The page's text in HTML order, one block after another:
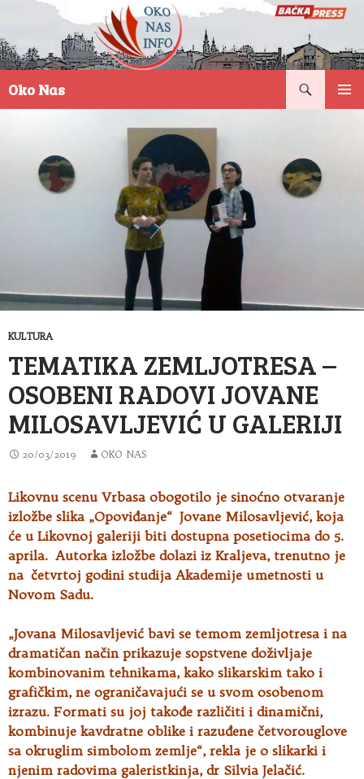
Oko Nas
KULTURA
TEMATIKA ZEMLJOTRESA –
OSOBENI RADOVI JOVANE
MILOSAVLJEVIĆ U GALERIJI
20/03/2019 OKO NAS
Likovnu scenu Vrbasa obogotilo je sinoćno otvaranje
izložbe slika „Opoviđanje“ Jovane Milosavljević, koja
će u Likovnoj galeriji biti dostupna posetiocima do 5.
aprila. Autorka izložbe dolazi iz Kraljeva, trenutno je
na četvrtoj godini studija Akademije umetnosti u
Novom Sadu.
„Jovana Milosavljević bavi se temom zemljotresa i na
dramatičan način prikazuje sopstvene doživljaje
kombinovanim tehnikama, kako slikarskim tako i
grafičkim, ne ograničavajući se u svom osobenom
izrazu. Formati su joj takođe različiti i dinamični,
kombinuje kavdratne oblike i razuđene četvorouglove
sa okruglim simbolom zemlje“, rekla je o slikarki i
njenim radovima galeristkinja, dr Silvia Jelačić.